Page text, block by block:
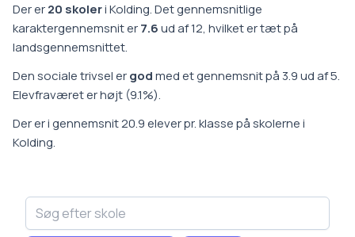
Der er20 skoleriKolding.Det gennemsnitlige
karaktergennemsnit er7.6ud af 12, hvilket ertæt på
landsgennemsnittet.
Den sociale trivsel ergodmed et gennemsnit på 3.9ud af 5.
Elevfraværet erhøjt (9.1%).
Der er i gennemsnit20.9elever pr. klasse påskolerne i
Kolding.